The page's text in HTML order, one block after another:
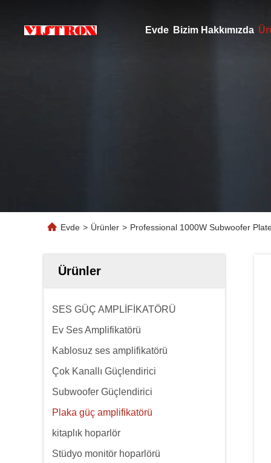
Evde Bizim Hakkımızda
Evde > Ürünler > Professional 1000W Subwoofer
Ürünler
SES GÜÇ AMPLİFİKATÖRÜ
Ev Ses Amplifikatörü
Kablosuz ses amplifikatörü
Çok Kanallı Güçlendirici
Subwoofer Güçlendirici
Plaka güç amplifikatörü
kitaplık hoparlör
Stüdyo monitör hoparlörü